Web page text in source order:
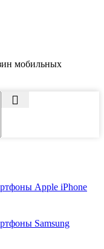
мобильных
Apple iPhone
Samsung